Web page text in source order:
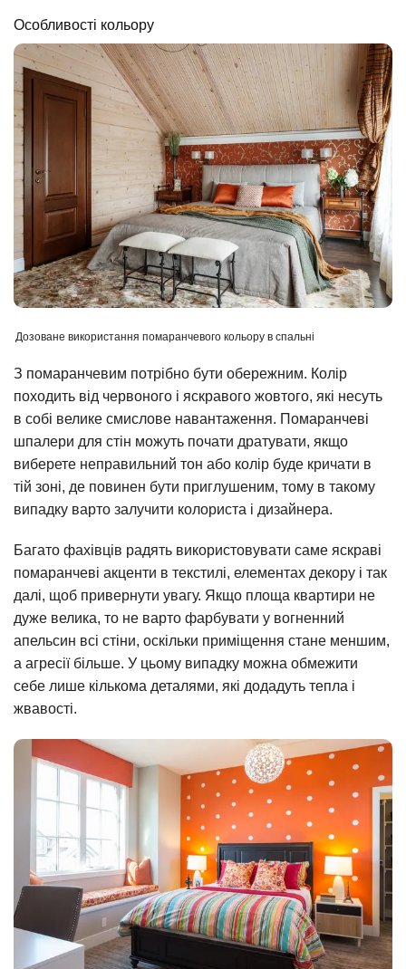
Особливості кольору
Дозоване використання помаранчевого кольору в спальні
З помаранчевим потрібно бути обережним. Колір
походить від червоного і яскравого жовтого, які несуть
в собі велике смислове навантаження. Помаранчеві
шпалери для стін можуть почати дратувати, якщо
виберете неправильний тон або колір буде кричати в
тій зоні, де повинен бути приглушеним, тому в такому
випадку варто залучити колориста і дизайнера.
Багато фахівців радять використовувати саме яскраві
помаранчеві акценти в текстилі, елементах декору і так
далі, щоб привернути увагу. Якщо площа квартири не
дуже велика, то не варто фарбувати у вогненний
апельсин всі стіни, оскільки приміщення стане меншим,
а агресії більше. У цьому випадку можна обмежити
себе лише кількома деталями, які додадуть тепла і
жвавості.